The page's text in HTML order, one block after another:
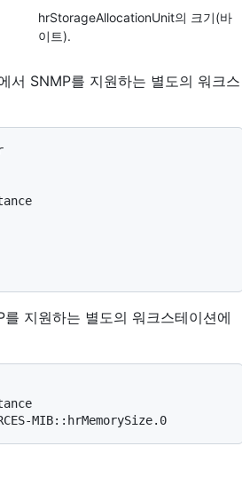
hrStorageAllocationUnit의 크기(바
이트).
서 SNMP를 지원하는 별도의 워크스
지원하는 별도의 워크스테이션에